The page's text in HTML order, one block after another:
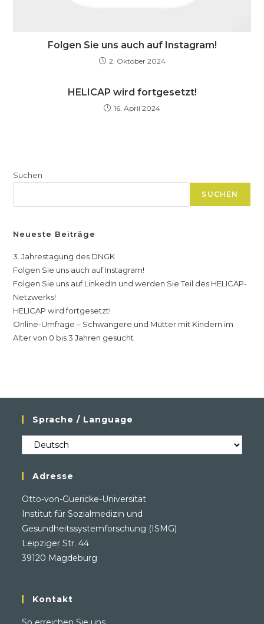
Folgen Sie uns auch auf Instagram!
2. Oktober 2024
HELICAP wird fortgesetzt!
16. April 2024
Suchen
SUCHEN
Neueste Beiträge
3. Jahrestagung des DNGK
Folgen Sie uns auch auf Instagram!
Folgen Sie uns auf LinkedIn und werden Sie Teil des HELICAP-
Netzwerks!
HELICAP wird fortgesetzt!
Online-Umfrage – Schwangere und Mütter mit Kindern im
Alter von 0 bis 3 Jahren gesucht
Sprache / Language
Sprache
/
Language
Adresse
Otto-von-Guericke-Universität
Institut für Sozialmedizin und
Gesundheitssystemforschung (ISMG)
Leipziger Str. 44
39120 Magdeburg
Kontakt